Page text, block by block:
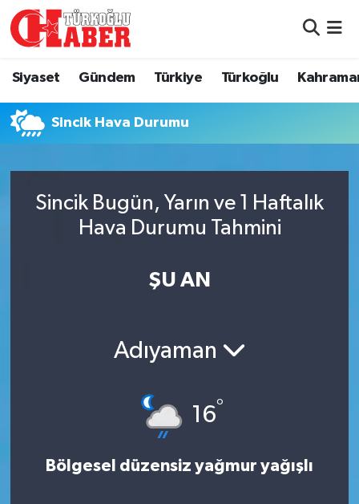
Siyaset Gündem Türkiye Türkoğlu
Sincik Hava Durumu
Sincik Bugün, Yarın ve 1 Haftalık
Hava Durumu Tahmini
ŞU AN
Adıyaman
16°
Bölgesel düzensiz yağmur yağışlı
Gündem
Türkiye
Kahramanmaraş
Hava Durumu
Namaz Vakitleri
Süper Lig Puan Durumu ve Fikstür
Haber Arşivi